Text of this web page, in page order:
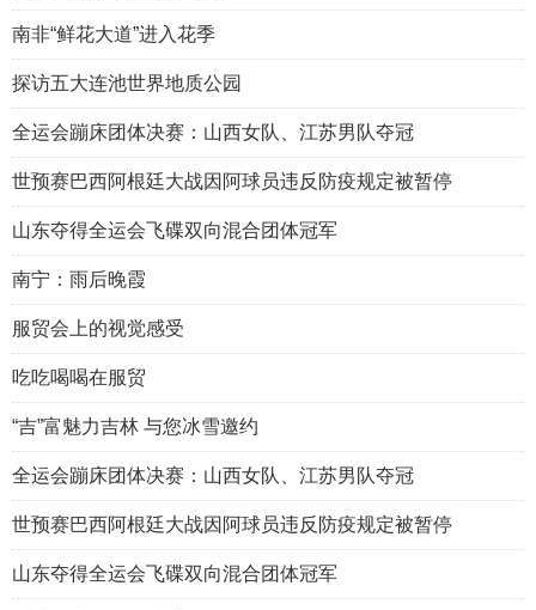
南非“鲜花大道”进入花季
探访五大连池世界地质公园
全运会蹦床团体决赛：山西女队、江苏男队夺冠
世预赛巴西阿根廷大战因阿球员违反防疫规定被暂停
山东夺得全运会飞碟双向混合团体冠军
南宁：雨后晚霞
服贸会上的视觉感受
吃吃喝喝在服贸
“吉”富魅力吉林 与您冰雪邀约
全运会蹦床团体决赛：山西女队、江苏男队夺冠
世预赛巴西阿根廷大战因阿球员违反防疫规定被暂停
山东夺得全运会飞碟双向混合团体冠军